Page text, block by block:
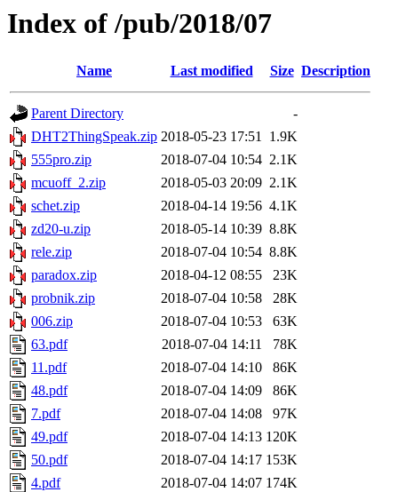
Index of /pub/2018/07
Name Last modified Size Description
Parent Directory
-
DHT2ThingSpeak.zip 2018-05-23 17:51 1.9K
555pro.zip
2018-07-04 10:54 2.1K
mcuoff_2.zip
2018-05-03 20:09 2.1K
schet.zip
2018-04-14 19:56 4.1K
zd20-u.zip
2018-05-14 10:39 8.8K
rele.zip
2018-07-04 10:54 8.8K
paradox.zip
2018-04-12 08:55
23K
probnik.zip
2018-07-04 10:58
28K
006.zip
2018-07-04 10:53
63K
63.pdf
2018-07-04 14:11
78K
11.pdf
2018-07-04 14:10
86K
48.pdf
2018-07-04 14:09
86K
7.pdf
2018-07-04 14:08
97K
49.pdf
2018-07-04 14:13 120K
50.pdf
2018-07-04 14:17 153K
4.pdf
2018-07-04 14:07 174K